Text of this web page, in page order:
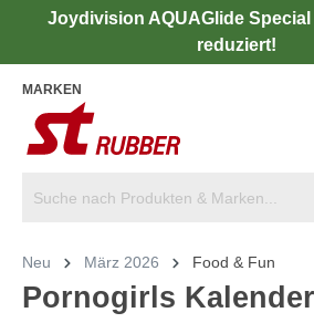
Joydivision AQUAGlide Special
reduziert!
MARKEN
Neu März 2026 Food & Fun
Pornogirls